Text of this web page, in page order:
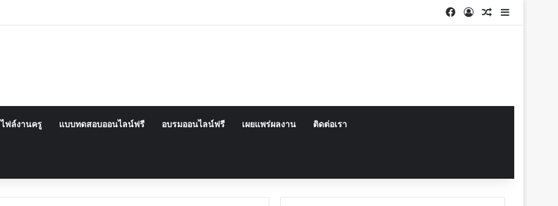
Facebook
Log InRandom
Sidebar
ไฟล์งานครู แบบทดสอบออนไลน์ฟรี อบรมออนไลน์ฟรี เผยแพร่ผลงาน ติดต่อเรา